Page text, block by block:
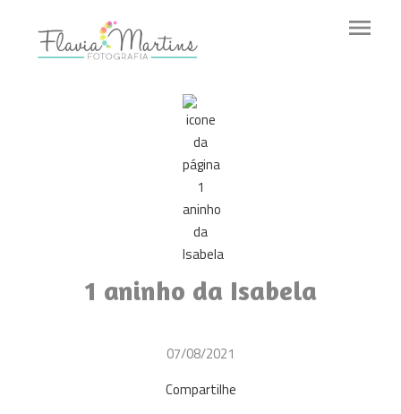
menu
1 aninho da Isabela
07/08/2021
Compartilhe